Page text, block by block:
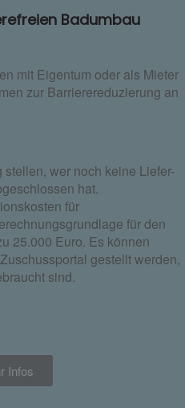
Badumbau
mit Eigentum oder als Mieter
zur Barrierereduzierung an
wer noch keine Liefer-
hat.
für
für den
25.000 Euro. Es können
gestellt werden,
sind.
Infos